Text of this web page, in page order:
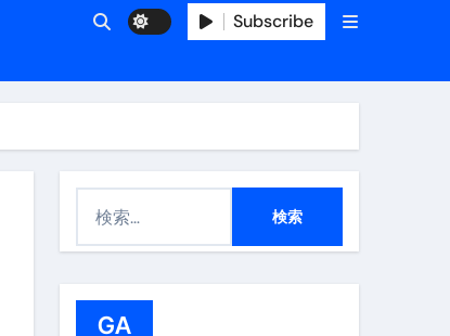
ダイエット中の食事
Subscribe
GA